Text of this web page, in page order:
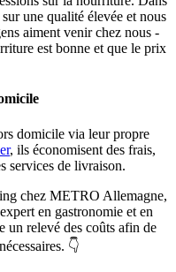
une qualité élevée et nous
aiment venir chez nous -
est bonne et que le prix
domicile via leur propre
, ils économisent des frais,
services de livraison.
chez METRO Allemagne,
en gastronomie et en
un relevé des coûts afin de
👇